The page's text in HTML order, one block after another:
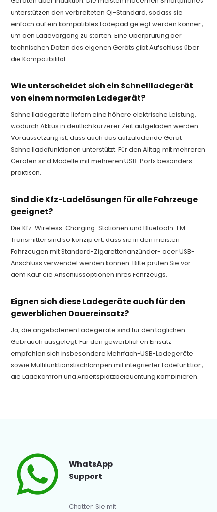
unterstützen den verbreiteten Qi-Standard, sodass sie
einfach auf ein kompatibles Ladepad gelegt werden können,
um den Ladevorgang zu starten. Eine Überprüfung der
technischen Daten des eigenen Geräts gibt Aufschluss über
die Kompatibilität.
Wie unterscheidet sich ein Schnellladegerät
von einem normalen Ladegerät?
Schnellladegeräte liefern eine höhere elektrische Leistung,
wodurch Akkus in deutlich kürzerer Zeit aufgeladen werden.
Voraussetzung ist, dass auch das aufzuladende Gerät
Schnellladefunktionen unterstützt. Für den Alltag mit mehreren
Geräten sind Modelle mit mehreren USB-Ports besonders
praktisch.
Sind die Kfz-Ladelösungen für alle Fahrzeuge
geeignet?
Die Kfz-Wireless-Charging-Stationen und Bluetooth-FM-
Transmitter sind so konzipiert, dass sie in den meisten
Fahrzeugen mit Standard-Zigarettenanzünder- oder USB-
Anschluss verwendet werden können. Bitte prüfen Sie vor
dem Kauf die Anschlussoptionen Ihres Fahrzeugs.
Eignen sich diese Ladegeräte auch für den
gewerblichen Dauereinsatz?
Ja, die angebotenen Ladegeräte sind für den täglichen
Gebrauch ausgelegt. Für den gewerblichen Einsatz
empfehlen sich insbesondere Mehrfach-USB-Ladegeräte
sowie Multifunktionstischlampen mit integrierter Ladefunktion,
die Ladekomfort und Arbeitsplatzbeleuchtung kombinieren.
WhatsApp
Support
Chatten Sie mit